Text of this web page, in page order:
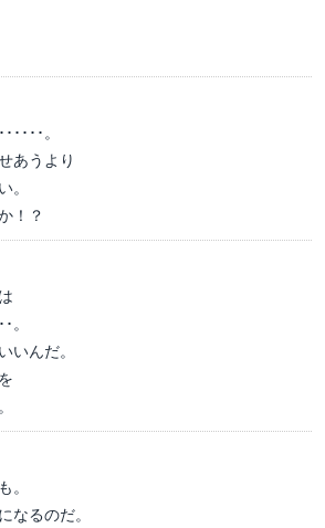
････。
あうより
。
！？
。
いんだ。
。
なるのだ。